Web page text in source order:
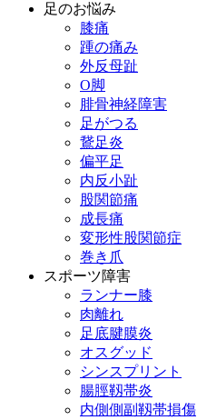
足のお悩み
膝痛
踵の痛み
外反母趾
О脚
腓骨神経障害
足がつる
鵞足炎
偏平足
内反小趾
股関節痛
成長痛
変形性股関節症
巻き爪
スポーツ障害
ランナー膝
肉離れ
足底腱膜炎
オスグッド
シンスプリント
腸脛靱帯炎
内側側副靱帯損傷